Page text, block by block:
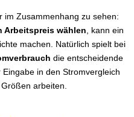
im Zusammenhang zu sehen:
Arbeitspreis wählen , kann ein
machen. Natürlich spielt bei
die entscheidende
in den Stromvergleich
arbeiten.